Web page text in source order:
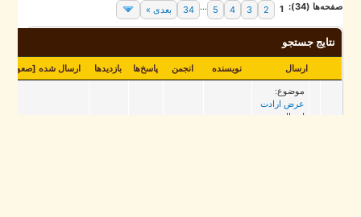
(34):
1
2
...
34 بعدی »
نتایج جستجو
نویسنده انجمن پاسخ‌ها بازدید‌ها ارسال شده [ صعودی]
موضوع:
عرض ارادت
ارسال:
عرض